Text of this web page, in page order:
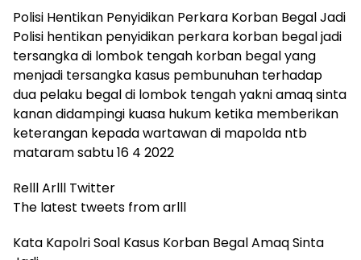
Polisi Hentikan Penyidikan Perkara Korban Begal Jadi
Polisi hentikan penyidikan perkara korban begal jadi
tersangka di lombok tengah korban begal yang
menjadi tersangka kasus pembunuhan terhadap
dua pelaku begal di lombok tengah yakni amaq sinta
kanan didampingi kuasa hukum ketika memberikan
keterangan kepada wartawan di mapolda ntb
mataram sabtu 16 4 2022
Relll Arlll Twitter
The latest tweets from arlll
Kata Kapolri Soal Kasus Korban Begal Amaq Sinta